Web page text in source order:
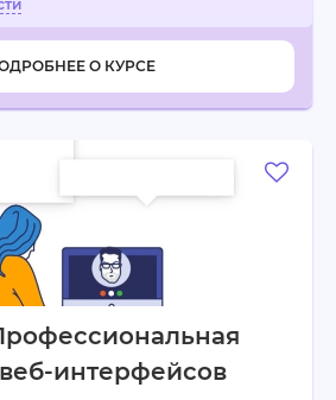
О КУРСЕ
интерфейсов